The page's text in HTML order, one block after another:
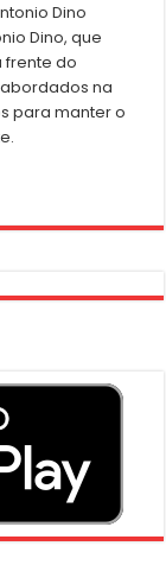
Dino
Dino, que
frente do
na
para manter o